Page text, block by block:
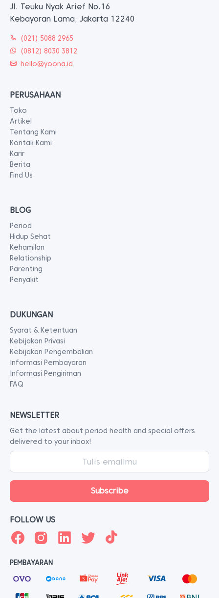
Jl. Teuku Nyak Arief No.16
Kebayoran Lama, Jakarta 12240
(021) 5088 2965
(0812) 8030 3812
hello@yoona.id
PERUSAHAAN
Toko
Artikel
Tentang Kami
Kontak Kami
Karir
Berita
Find Us
BLOG
Period
Hidup Sehat
Kehamilan
Relationship
Parenting
Penyakit
DUKUNGAN
Syarat & Ketentuan
Kebijakan Privasi
Kebijakan Pengembalian
Informasi Pembayaran
Informasi Pengiriman
FAQ
NEWSLETTER
Get the latest about period health and special offers
delivered to your inbox!
FOLLOW US
PEMBAYARAN